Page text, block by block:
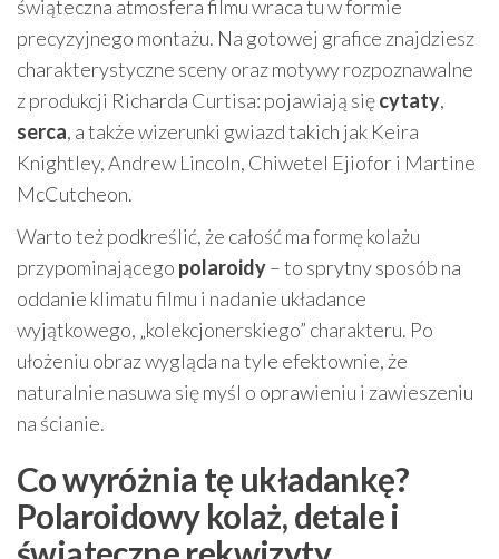
świąteczna atmosfera filmu wraca tu w formie
precyzyjnego montażu. Na gotowej grafice znajdziesz
charakterystyczne sceny oraz motywy rozpoznawalne
z produkcji Richarda Curtisa: pojawiają sięcytaty,
serca, a także wizerunki gwiazd takich jak Keira
Knightley, Andrew Lincoln, Chiwetel Ejiofor i Martine
McCutcheon.
Warto też podkreślić, że całość ma formę kolażu
przypominającego polaroidy– to sprytny sposób na
oddanie klimatu filmu i nadanie układance
wyjątkowego, „kolekcjonerskiego” charakteru. Po
ułożeniu obraz wygląda na tyle efektownie, że
naturalnie nasuwa się myśl o oprawieniu i zawieszeniu
na ścianie.
Co wyróżnia tę układankę?
Polaroidowy kolaż, detale i